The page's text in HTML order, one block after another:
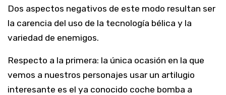
Dos aspectos negativos de este modo resultan ser
la carencia del uso de la tecnología bélica y la
variedad de enemigos.
Respecto a la primera: la única ocasión en la que
vemos a nuestros personajes usar un artilugio
interesante es el ya conocido coche bomba a